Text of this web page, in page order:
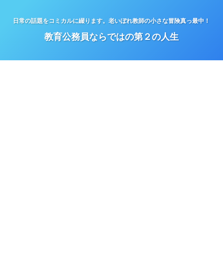
日常の話題をコミカルに綴ります。老いぼれ教師の小さな冒険真っ最中！
教育公務員ならではの第２の人生